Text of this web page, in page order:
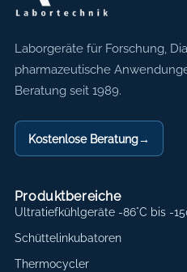
Axon
Laborgeräte für Forschung,
pharmazeutische
Beratung seit 1989.
Kostenlose Beratung→
Produktbereiche
Ultratiefkühlgeräte -86°C bis -
Schüttelinkubatoren
Thermocycler